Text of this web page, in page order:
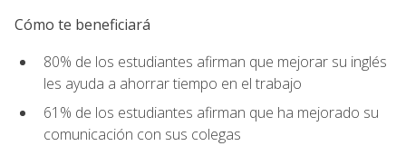
Cómo te beneficiará
80% de los estudiantes afirman que mejorar su inglés
les ayuda a ahorrar tiempo en el trabajo
61% de los estudiantes afirman que ha mejorado su
comunicación con sus colegas